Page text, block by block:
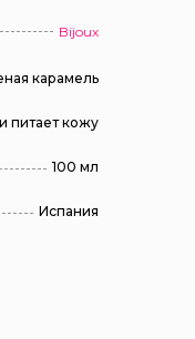
Bijoux
карамель
питает кожу
100 мл
Испания